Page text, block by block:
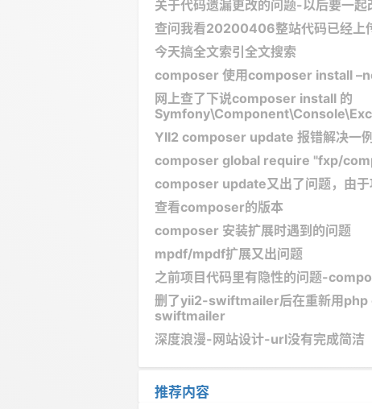
关于代码遗漏更改的问题-以后要一起
查问我看20200406整站代码已经上
今天搞全文索引全文搜索
composer 使用composer install
网上查了下说composer install 的
YII2 composer update 报错解决一例
composer global require "fxp/
composer update又出了问题，由
查看composer的版本
composer 安装扩展时遇到的问题
mpdf/mpdf扩展又出问题
之前项目代码里有隐性的问题-
删了yii2-swiftmailer后在重新用
swiftmailer
深度浪漫-网站设计-url没有完成简洁
推荐内容